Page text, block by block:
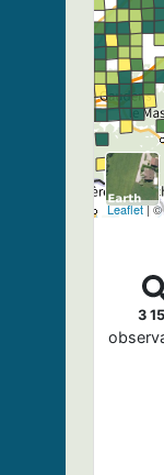
Leaflet| ©
3